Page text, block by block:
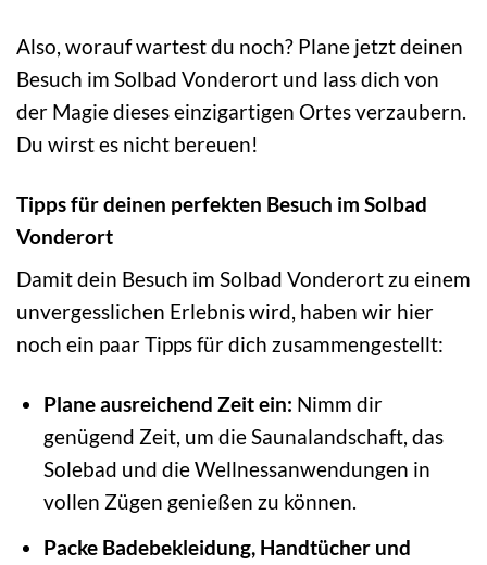
Also, worauf wartest du noch? Plane jetzt deinen
Besuch im Solbad Vonderort und lass dich von
der Magie dieses einzigartigen Ortes verzaubern.
Du wirst es nicht bereuen!
Tipps für deinen perfekten Besuch im Solbad
Vonderort
Damit dein Besuch im Solbad Vonderort zu einem
unvergesslichen Erlebnis wird, haben wir hier
noch ein paar Tipps für dich zusammengestellt:
Plane ausreichend Zeit ein: Nimm dir
genügend Zeit, um die Saunalandschaft, das
Solebad und die Wellnessanwendungen in
vollen Zügen genießen zu können.
Packe Badebekleidung, Handtücher und